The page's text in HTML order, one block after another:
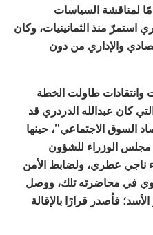
لمناقشة السياسات
استمرّ منذ الثمانينيات، وكان
والإداري من دون
وانتقادات طاولت الخطة
العاشرة 2006 – 2010 التي كان عبدالله الدردري قد
السوق الاجتماعي”، حينها
الوزراء للشؤون
ناجي عطري، ولضابط الأمن
في محاضرته تلك، ووصل
فأصدر قرارًا بالإقالة